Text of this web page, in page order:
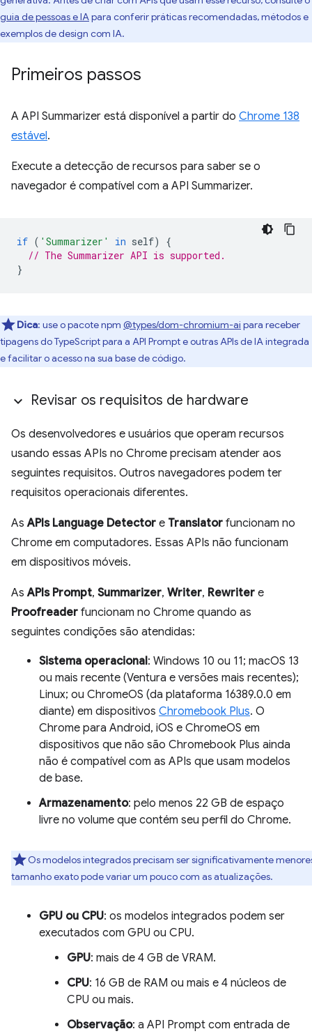
guia de pessoas e IApara conferir práticas recomendadas, métodos e
exemplos de design com IA.
Primeiros passos
A API Summarizer está disponível a partir do Chrome 138
estável.
Execute a detecção de recursos para saber se o
navegador é compatível com a API Summarizer.
if ( 'Summarizer' in self)
{
// The Summarizer API is supported.
}
Dica: use o pacote npm @types/dom-chromium-ai para receber
tipagens do TypeScript para a API Prompt e outras APIs de IA integrada
e facilitar o acesso na sua base de código.
Revisar os requisitos de hardware
Os desenvolvedores e usuários que operam recursos
usando essas APIs no Chrome precisam atender aos
seguintes requisitos. Outros navegadores podem ter
requisitos operacionais diferentes.
AsAPIs Language Detector e Translator funcionam no
Chrome em computadores. Essas APIs não funcionam
em dispositivos móveis.
AsAPIs Prompt, Summarizer, Writer, Rewriter e
Proofreader funcionam no Chrome quando as
seguintes condições são atendidas:
Sistema operacional: Windows 10 ou 11; macOS 13
ou mais recente (Ventura e versões mais recentes);
Linux; ou ChromeOS (da plataforma 16389.0.0 em
diante) em dispositivos Chromebook Plus. O
Chrome para Android, iOS e ChromeOS em
dispositivos que não são Chromebook Plus ainda
não é compatível com as APIs que usam modelos
de base.
Armazenamento: pelo menos 22 GB de espaço
livre no volume que contém seu perfil do Chrome.
Os modelos integrados precisam ser significativamente
tamanho exato pode variar um pouco com as atualizações.
GPU ou CPU: os modelos integrados podem ser
executados com GPU ou CPU.
GPU: mais de 4 GB de VRAM.
CPU: 16 GB de RAM ou mais e 4 núcleos de
CPU ou mais.
Observação: a API Prompt com entrada de